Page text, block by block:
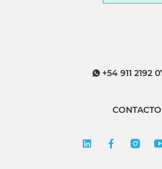
+54 911 2192
CONTACTO